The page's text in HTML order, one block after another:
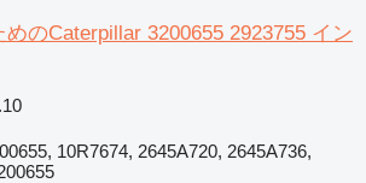
のCaterpillar 3200655 2923755 イン
10R7674, 2645A720, 2645A736,